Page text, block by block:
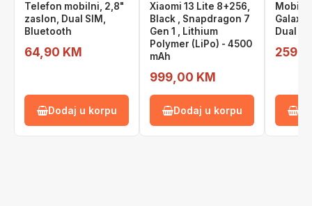
Telefon mobilni, 2,8"
zaslon, Dual SIM,
Bluetooth
64,90 KM
Dodaj u korpu
Xiaomi 13 Lite 8+256,
Black , Snapdragon 7
Gen 1 , Lithium
Polymer (LiPo) - 4500
mAh
999,00 KM
Dodaj u korpu
Galaxy
Dual